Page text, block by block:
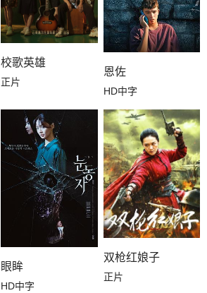
校歌英雄
正片
恩佐
HD中字
眼眸
HD中字
双枪红娘子
正片